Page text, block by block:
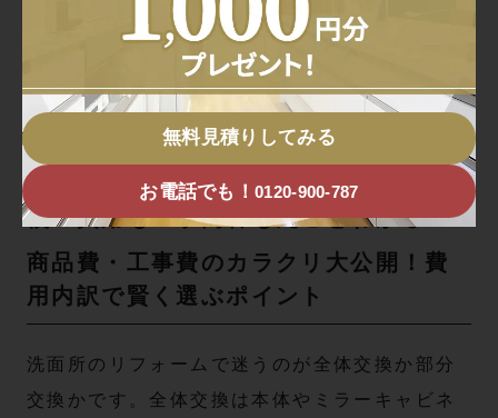
補足として、洗面台交換工事費込みの表示は下
地補強や電気を含まないことが多いので、
内訳の確認が安全です。
洗面台全体交換と部分交換を徹底比
較！費用も工事内容も丸ごとわかる
商品費・工事費のカラクリ大公開！費
用内訳で賢く選ぶポイント
洗面所のリフォームで迷うのが全体交換か部分
交換かです。全体交換は本体やミラーキャビネ
無料見積りしてみる
お電話でも！0120-900-787